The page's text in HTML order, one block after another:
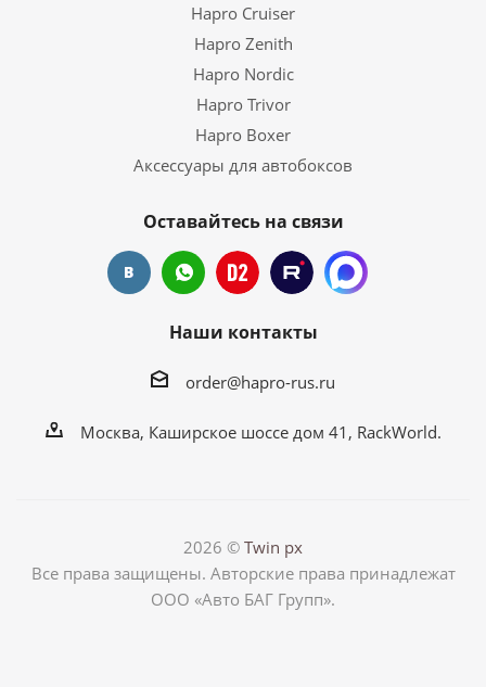
Hapro Cruiser
Hapro Zenith
Hapro Nordic
Hapro Trivor
Hapro Boxer
Аксессуары для автобоксов
Оставайтесь на связи
Наши контакты
order@hapro-rus.ru
Москва, Каширское шоссе дом 41, RackWorld.
2026 © Twin px
Все права защищены. Авторские права принадлежат
ООО «Авто БАГ Групп».